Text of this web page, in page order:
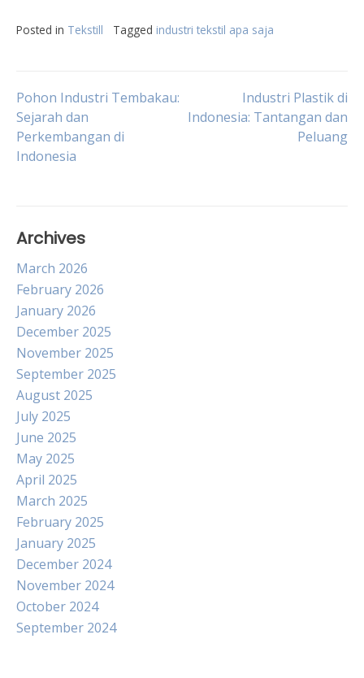
Posted in Tekstill Tagged industri tekstil apa saja
Post
navigation
Pohon Industri Tembakau:
Sejarah dan
Perkembangan di
Indonesia
Industri Plastik di
Indonesia: Tantangan dan
Peluang
Archives
March 2026
February 2026
January 2026
December 2025
November 2025
September 2025
August 2025
July 2025
June 2025
May 2025
April 2025
March 2025
February 2025
January 2025
December 2024
November 2024
October 2024
September 2024